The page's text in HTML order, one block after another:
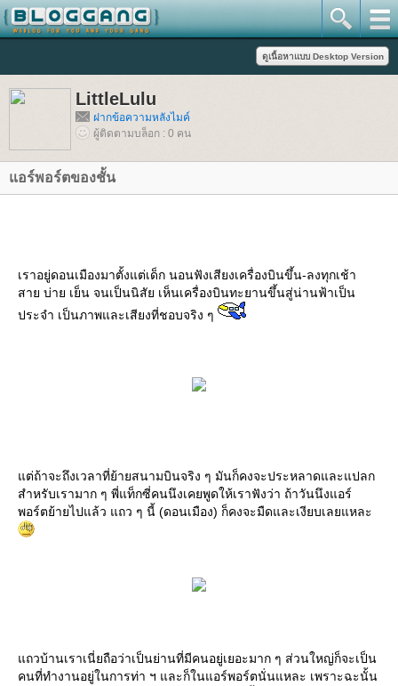
LittleLulu
ฝากข้อความหลังไมค์
ผู้ติดตามบล็อก : 0 คน
อร์พอร์ตของชั้น
เราอยู่ดอนเมืองมาตั้งแต่เด็ก นอนฟังเสียงเครื่องบินขึ้น-ลงทุกเช้า
สาย บ่าย เย็น จนเป็นนิสัย เห็นเครื่องบินทะยานขึ้นสู่น่านฟ้าเป็น
ประจำ เป็นภาพและเสียงที่ชอบจริง ๆ
ต่ถ้าจะถึงเวลาที่ย้ายสนามบินจริง ๆ มันก็คงจะประหลาดและแปลก
สำหรับเรามาก ๆ พี่แท็กซี่คนนึงเคยพูดให้เราฟังว่า ถ้าวันนึงแอร์
พอร์ตย้ายไปแล้ว แถว ๆ นี้ (ดอนเมือง) ก็คงจะมืดและเงียบเลยแหละ
ถวบ้านเราเนี่ยถือว่าเป็นย่านที่มีคนอยู่เยอะมาก ๆ ส่วนใหญ่ก็จะเป็น
คนที่ทำงานอยู่ในการท่า ฯ และก็ในแอร์พอร์ตนั่นแหละ เพราะฉะนั้น